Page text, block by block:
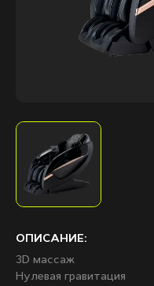
ОПИСАНИЕ:
3D массаж
Нулевая гравитация